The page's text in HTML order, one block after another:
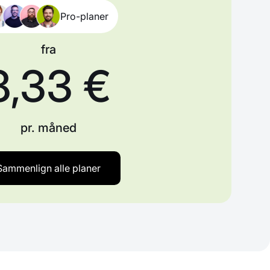
Pro-planer
fra
€
pr. måned
alle planer